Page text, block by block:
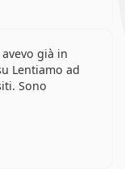
già in
Lentiamo ad
Sono